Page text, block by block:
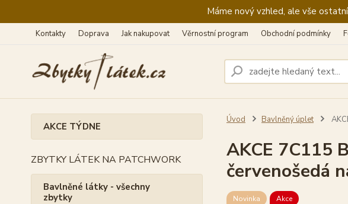
Máme nový vzhled, ale vše
Kontakty Doprava Jak nakupovat Věrnostní program Obchodní podmínky
AKCE TÝDNE
ZBYTKY LÁTEK NA PATCHWORK
Bavlněné látky - všechny
zbytky
Úvod Bavlněný úplet
AKCE 7C115
červenošedá
Novinka Akce